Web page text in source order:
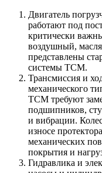
Двигатель
работают под
критически
воздушный,
представлены
системы ТСМ.
Трансмиссия и
механического
TCM требуют
подшипников,
и вибрации.
износе
механических
покрытия и
Гидравлика и